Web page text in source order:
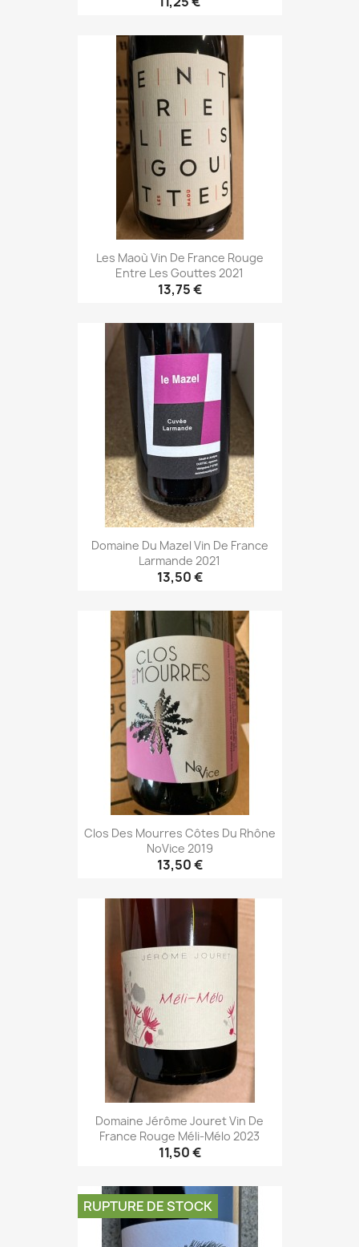
Les Maoù Vin De France Rouge
Entre Les Gouttes 2021
13,75 €
Domaine Du Mazel Vin De France
Larmande 2021
13,50 €
Clos Des Mourres Côtes Du Rhône
NoVice 2019
13,50 €
Domaine Jérôme Jouret Vin De
France Rouge Méli-Mélo 2023
11,50 €
RUPTURE DE STOCK